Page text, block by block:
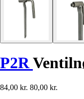
P2R
84,00 kr. 80,00 kr.